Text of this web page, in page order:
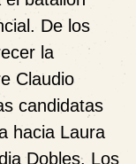
De los
la
Claudio
candidatas
hacia Laura
Dobles. Los